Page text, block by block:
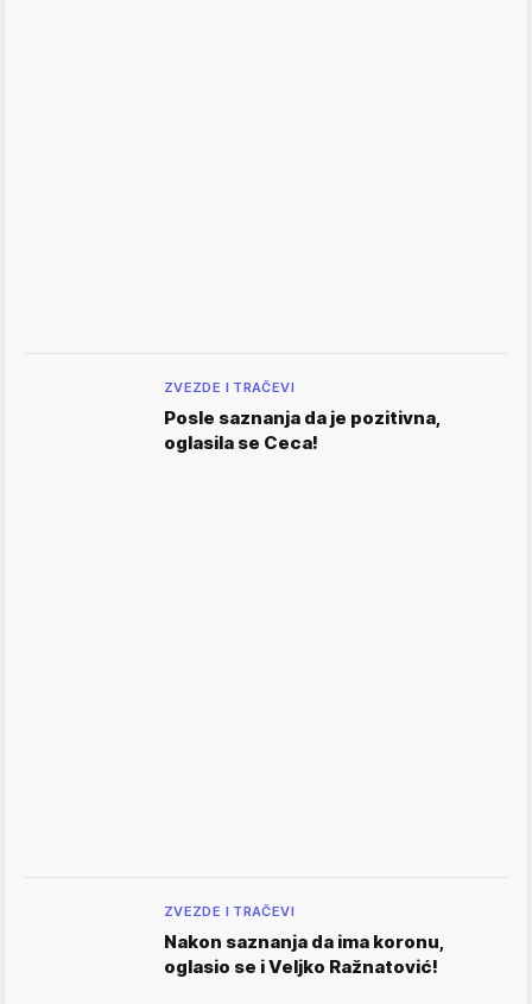
ZVEZDE I TRAČEVI
Posle saznanja da je pozitivna,
oglasila se Ceca!
ZVEZDE I TRAČEVI
Nakon saznanja da ima koronu,
oglasio se i Veljko Ražnatović!